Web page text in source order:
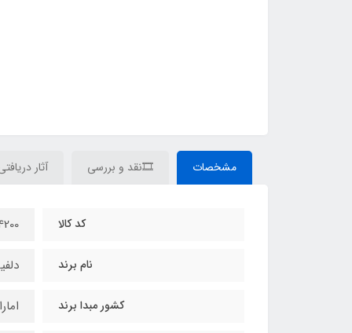
مشخصات 🎞نقد و بررسی آثار
کد کالا
نام برند
کشور مبدا برند